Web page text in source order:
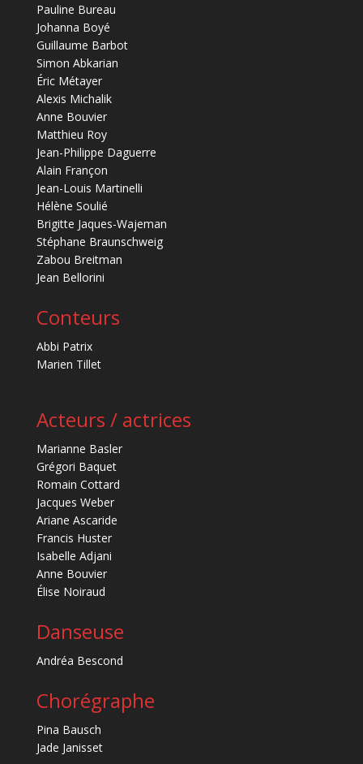
Pauline Bureau
Johanna Boyé
Guillaume Barbot
Simon Abkarian
Éric Métayer
Alexis Michalik
Anne Bouvier
Matthieu Roy
Jean-Philippe Daguerre
Alain Françon
Jean-Louis Martinelli
Hélène Soulié
Brigitte Jaques-Wajeman
Stéphane Braunschweig
Zabou Breitman
Jean Bellorini
Conteurs
Abbi Patrix
Marien Tillet
Acteurs / actrices
Marianne Basler
Grégori Baquet
Romain Cottard
Jacques Weber
Ariane Ascaride
Francis Huster
Isabelle Adjani
Anne Bouvier
Élise Noiraud
Danseuse
Andréa Bescond
Chorégraphe
Pina Bausch
Jade Janisset